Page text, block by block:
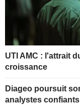
UTI AMC : l'attrait
croissance
Diageo poursuit
analystes